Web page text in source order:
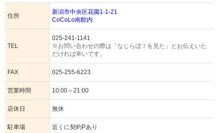
住所
新潟市中央区花園1-1-21
CoCoLo南館内
TEL
025-241-1141
※お問い合わせの際は「なじらぼ！を見た」とお伝えいた
だければ幸いです。
FAX 025-255-6223
営業時間 10:00～21:00
店休日 無休
駐車場 近くに契約Pあり